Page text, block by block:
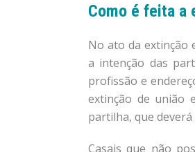
Como é feita a
No ato da extinção
a intenção das
profissão e
extinção de união
partilha, que
Casais que não